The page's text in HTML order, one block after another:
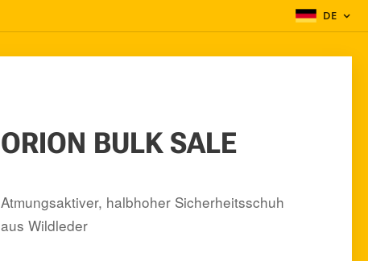
DE
ORION BULK SALE
Atmungsaktiver, halbhoher Sicherheitsschuh
aus Wildleder